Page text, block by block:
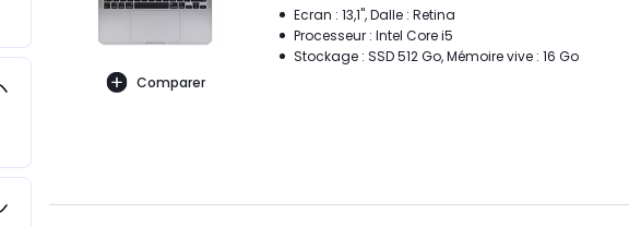
Comparer
Ecran : 13,1", Dalle : Retina
Processeur : Intel Core i5
Stockage : SSD 512 Go, Mémoire vive : 16 Go